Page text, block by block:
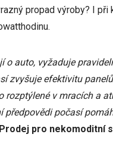
propad výroby? I
o auto, vyžaduje
zvyšuje efektivitu
rozptýlené v mracích a
předpovědi počasí
pro nekomoditní